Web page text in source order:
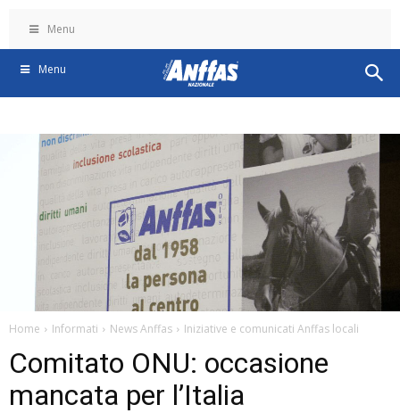
Menu
Menu
Home Informati News Anffas Iniziative e comunicati Anffas locali
Comitato ONU: occasione
mancata per l’Italia